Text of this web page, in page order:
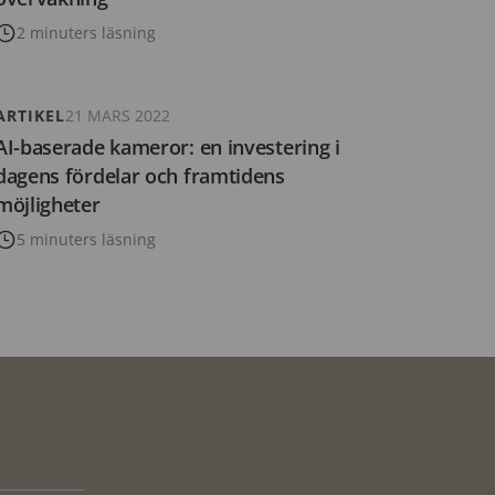
2 minuters läsning
baserade kameror: en investering i
fördelar och framtidens
5 minuters läsning
21 MARS 2022